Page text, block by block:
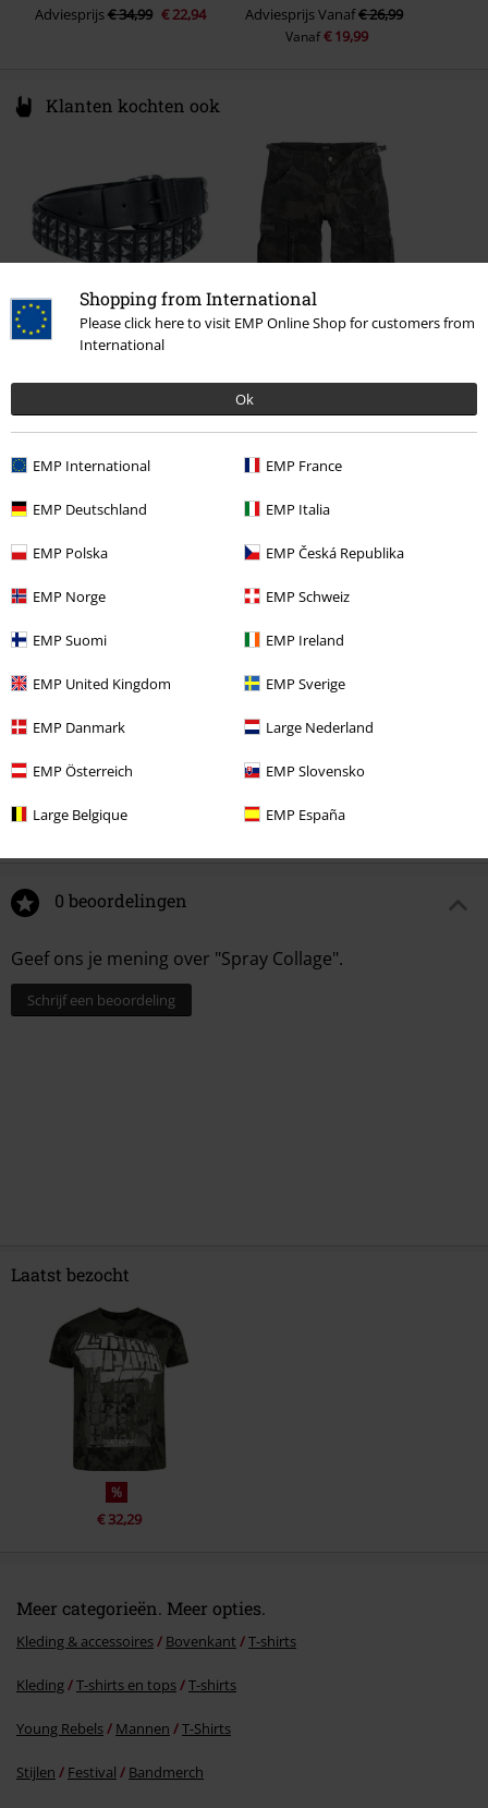
Shopping from International
Please click here to visit EMP Online Shop for customers from
International
Ok
EMP International EMP France
EMP Deutschland EMP Italia
EMP Polska EMP Česká Republika
EMP Norge EMP Schweiz
EMP Suomi EMP Ireland
EMP United Kingdom EMP Sverige
EMP Danmark Large Nederland
EMP Österreich EMP Slovensko
Large Belgique EMP España
Adviesprijs€ 34,99 € 22,94 AdviesprijsVanaf€ 26,99
Vanaf€ 19,99
Klanten kochten ook
-32%
Adviesprijs€ 24,99 € 16,99
AdviesprijsVanaf€ 44,99
AdviesprijsVanaf AdviesprijsVanaf€ 34,99
0 beoordelingen
Geef ons je mening over "Spray Collage".
Schrijf een beoordeling
Laatst bezocht
%
€ 32,29
Meer categorieën. Meer opties.
Kleding & accessoires Bovenkant T-shirts
Kleding T-shirts en tops T-shirts
Young Rebels Mannen T-Shirts
Stijlen Festival Bandmerch